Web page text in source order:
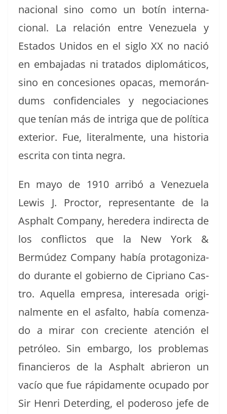
nacional sino como un botín inter­na­
cional. La relación entre Venezuela y
Esta­dos Unidos en el siglo XX no nació
en emba­jadas ni trata­dos diplomáti­cos,
sino en con­ce­siones opacas, mem­o­rán­
dums con­fi­den­ciales y nego­cia­ciones
que tenían más de intri­ga que de políti­ca
exte­ri­or. Fue, lit­eral­mente, una his­to­ria
escri­ta con tin­ta negra.
En mayo de 1910 arribó a Venezuela
Lewis J. Proc­tor, rep­re­sen­tante de la
Asphalt Com­pa­ny, hered­era indi­rec­ta de
los con­flic­tos que la New York &
Bermúdez Com­pa­ny había pro­tag­on­i­za­
do durante el gob­ier­no de Cipri­ano Cas­
tro. Aque­l­la empre­sa, intere­sa­da orig­i­
nal­mente en el asfal­to, había comen­za­
do a mirar con cre­ciente aten­ción el
petróleo. Sin embar­go, los prob­le­mas
financieros de la Asphalt abrieron un
vacío que fue ráp­i­da­mente ocu­pa­do por
Sir Hen­ri Deter­d­ing, el poderoso jefe de